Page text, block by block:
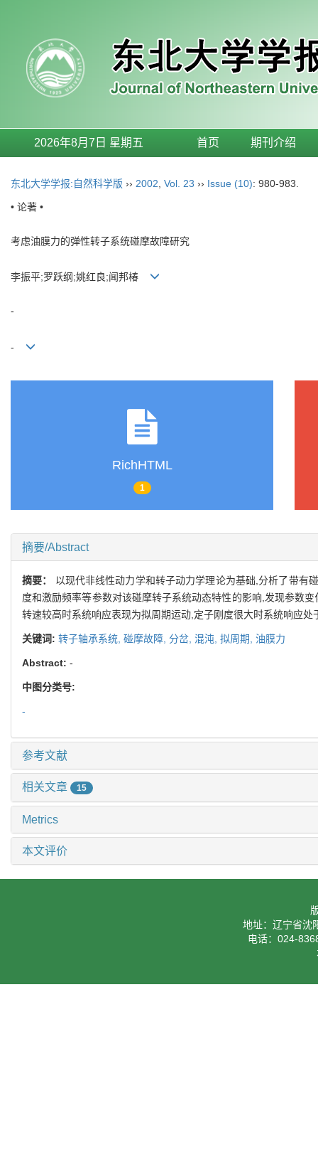
2026年8月7日 星期五 首页 期刊介绍
东北大学学报:自然科学版 ›› 2002 Vol. 23 ›› Issue (10): 980-983.
• 论著 •
考虑油膜力的弹性转子系统碰摩故障研究
李振平;罗跃纲;姚红良;闻邦椿
-
-
RichHTML
1
摘要/Abstract
摘要： 以现代非线性动力学和转子动力学理论为基础,分析了带有
度和激励频率等参数对该碰摩转子系统动态特性的影响,发现参数
转速较高时系统响应表现为拟周期运动,定子刚度很大时系统响应
关键词: 转子轴承系统, 碰摩故障, 分岔, 混沌, 拟周期, 油膜力
Abstract: -
中图分类号:
-
参考文献
相关文章 15
Metrics
本文评价
地址：辽宁省沈
电话：024-